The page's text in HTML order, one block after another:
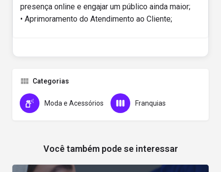
presença online e engajar um público ainda maior;
• Aprimoramento do Atendimento ao Cliente;
Categorias
Moda e Acessórios Franquias
Você também pode se interessar